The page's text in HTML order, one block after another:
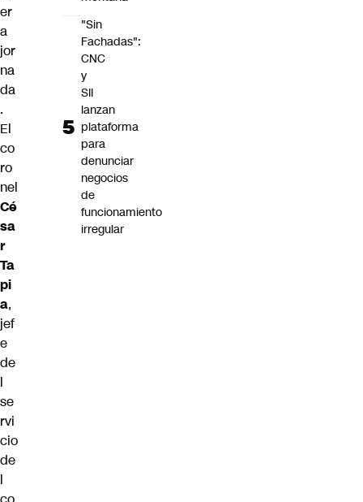
er
a
jor
na
da
.
El
co
ro
nel
Cé
sa
r
Ta
pi
a,
jef
e
de
l
se
rvi
cio
de
l
"Sin
Fachadas":
CNC
y
SII
lanzan
plataforma
para
denunciar
negocios
de
funcionamiento
irregular